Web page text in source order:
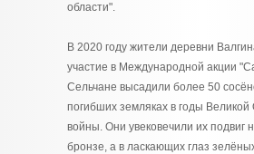
области".
В 2020 году жители деревни
участие в Международной акции
Сельчане высадили более 50
погибших земляках в годы Великой
войны. Они увековечили их подвиг
бронзе, а в ласкающих глаз